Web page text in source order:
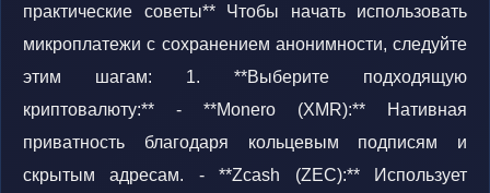
практические советы** Чтобы начать использовать
микроплатежи с сохранением анонимности, следуйте
этим шагам: 1. **Выберите подходящую
криптовалюту:** - **Monero (XMR):** Нативная
приватность благодаря кольцевым подписям и
скрытым адресам. - **Zcash (ZEC):** Использует